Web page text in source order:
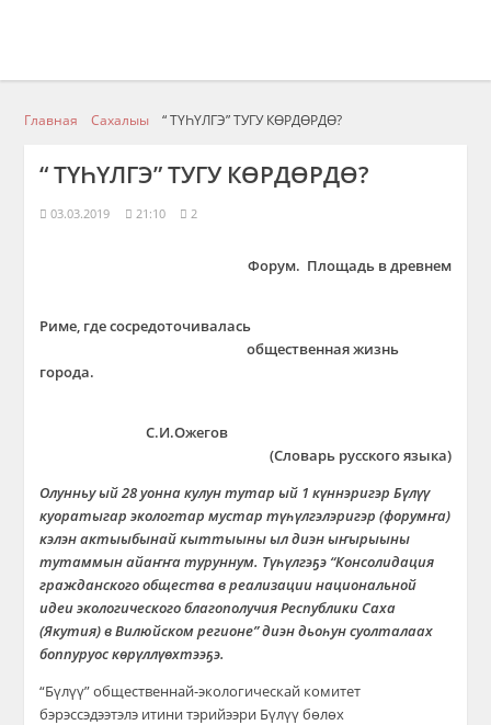
Главная Сахалыы “ ТҮҺҮЛГЭ” ТУГУ КӨРДӨРДӨ?
“ ТҮҺҮЛГЭ” ТУГУ КӨРДӨРДӨ?
03.03.2019 21:10 2
Форум. Площадь в древнем
Риме, где сосредоточивалась
общественная жизнь
города.
С.И.Ожегов
(Словарь русского языка)
Олунньу ый 28 уонна кулун тутар ый 1 күннэригэр Бүлүү
куоратыгар экологтар мустар түһүлгэлэригэр (форумҥа)
кэлэн актыыбынай кыттыыны ыл диэн ыҥырыыны
тутаммын айаҥҥа туруннум. Түһүлгэҕэ “Консолидация
гражданского общества в реализации национальной
идеи экологического благополучия Республики Саха
(Якутия) в Вилюйском регионе” диэн дьоһун суолталаах
боппуруос көрүллүөхтээҕэ.
“Бүлүү” общественнай-экологическай комитет
бэрэссэдээтэлэ итини тэрийээри Бүлүү бөлөх